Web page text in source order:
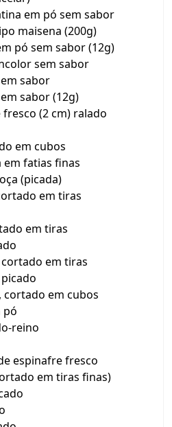
em pó sem sabor
maisena (200g)
pó sem sabor (12g)
sem sabor
sabor
sabor (12g)
(2 cm) ralado
em cubos
em fatias finas
(picada)
em tiras
em tiras
em tiras
em cubos
pó
reino
espinafre fresco
em tiras finas)